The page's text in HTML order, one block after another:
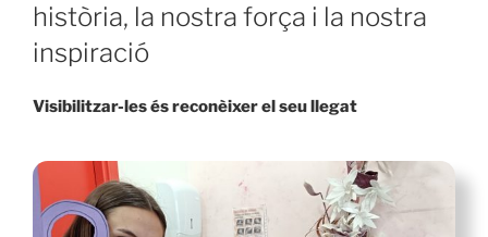
història, la nostra força i la nostra
inspiració
Visibilitzar-les és reconèixer el seu llegat